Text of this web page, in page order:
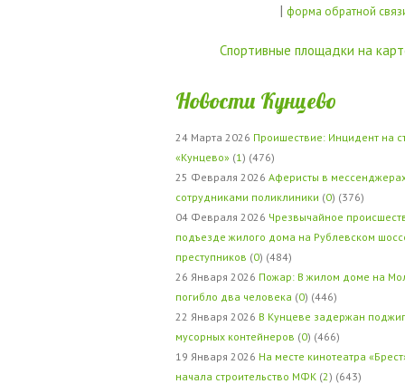
| форма обратной
Спортивные площадки на
Новости Кунцево
24 Марта 2026 Проишествие: Инцидент на
«Кунцево» (1 ) (476)
25 Февраля 2026 Аферисты в
сотрудниками поликлиники (0) (376)
04 Февраля 2026 Чрезвычайное
подъезде жилого дома на Рублевском
преступников (0) (484)
26 Января 2026 Пожар: В жилом доме на
погибло два человека (0) (446)
22 Января 2026 В Кунцеве задержан
мусорных контейнеров (0) (466)
19 Января 2026 На месте кинотеатра
начала строительство МФК (2) (643)